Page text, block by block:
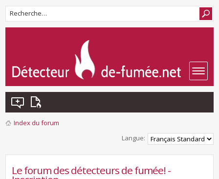
Index du forum
Langue:
Le forum des détecteurs de fumée! -